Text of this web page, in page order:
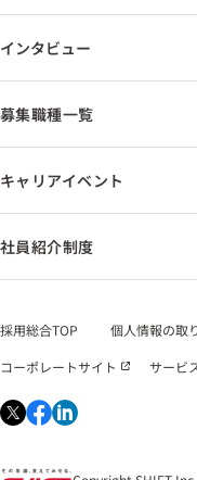
インタビュー
募集職種一覧
キャリアイベント
社員紹介制度
採用総合TOP 個人情報の取
コーポレートサイト
サービ